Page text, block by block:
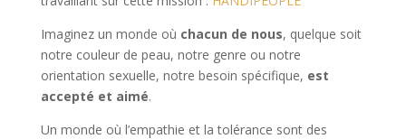
Imaginez un monde où chacun de nous, quelque soit
notre couleur de peau, notre genre ou notre
orientation sexuelle, notre besoin spécifique, est
accepté et aimé.
Un monde où l’empathie et la tolérance sont des